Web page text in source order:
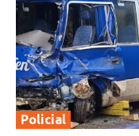
Policial